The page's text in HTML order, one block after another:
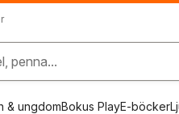
penna...
& ungdomBokus PlayE-böcker